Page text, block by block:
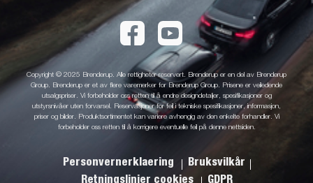
Copyright © 2025 Brenderup. Alle rettigheter reservert. Brenderup er en del av Brenderup
Group. Brenderup er et av flere varemerker for Brenderup Group. Prisene er veiledende
utsalgspriser. Vi forbeholder oss retten til å endre designdetaljer, spesifikasjoner og
utstyrsnivåer uten forvarsel. Reservasjoner for feil i tekniske spesifikasjoner, informasjon,
priser og bilder. Produktsortimentet kan variere avhengig av den enkelte forhandler. Vi
forbeholder oss retten til å korrigere eventuelle feil på denne nettsiden.
Personvernerklaering
Bruksvilkår
Retningslinjer cookies
GDPR